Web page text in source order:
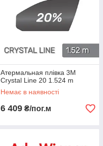
Атермальная плівка 3M
Crystal Line 20 1.524 m
Немає в наявності
6 409 ₴/пог.м